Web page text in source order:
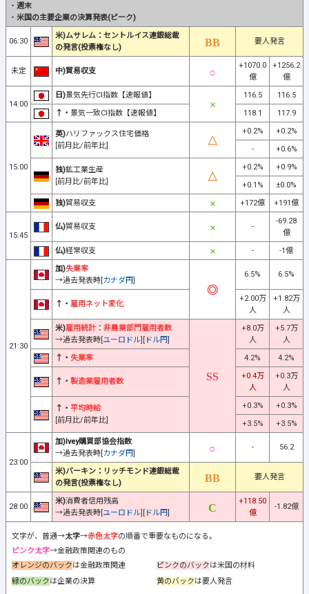
・ 週末
・ 米国の主要企業の決算発表(ピーク)
06:30
米)ムサレム：セントルイス連銀総裁
の発言(投票権なし)
要人発言
未定 中)貿易収支
+1070.0
億
+1256.2
億
14:00
日)景気先行CI指数【速報値】 116.5
116.5
↑・ 景気一致CI指数【速報値】 118.1 117.9
15:00
英)ハリファックス住宅価格
[前月比/前年比]
+0.2%
+0.2%
-
+0.6%
独)鉱工業生産
[前月比/前年比]
+0.2%
+0.9%
+0.1%
±0.0%
独)貿易収支 +172億 +191億
15:45
仏)貿易収支 -
-69.28
億
仏)経常収支 - -1億
21:30
加)失業率
→過去発表時[カナダ円]
6.5% 6.5%
↑・ 雇用ネット変化
+2.00万
人
+1.82万
人
米)雇用統計 ： 非農業部門雇用者数
→過去発表時[ユーロドル][ ドル円]
+8.0万
人
+5.7万
人
↑・ 失業率 4.2% 4.2%
↑・ 製造業雇用者数
+0.4万
人
+0.3万
人
↑・ 平均時給
[前月比/前年比]
+0.3%
+0.3%
+3.5%
+3.5%
23:00
加)Ivey購買部協会指数
→過去発表時[カナダ円]
- 56.2
米)バーキン：リッチモンド連銀総裁
の発言(投票権なし)
要人発言
28:00
米)消費者信用残高
→過去発表時[ユーロドル][ ドル円]
+118.50
億
-1.82億
文字が、普通→太字→赤色太字の順番で重要なものになる。
ピンク太字→金融政策関連のもの
オレンジのバックは金融政策関連 ピンクのバックは米国の材料
緑のバックは企業の決算 黄のバックは要人発言